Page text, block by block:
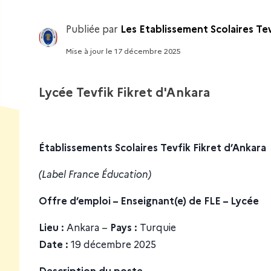
Publiée par Les Etablissement Scolaires
Mise à jourle 17 décembre 2025
Lycée Tevfik Fikret d'Ankara
Établissements Scolaires Tevfik Fikret d’Ankara
(Label France Éducation)
Offre d’emploi – Enseignant(e) de FLE – Lycée
Lieu : Ankara – Pays : Turquie
Date : 19 décembre 2025